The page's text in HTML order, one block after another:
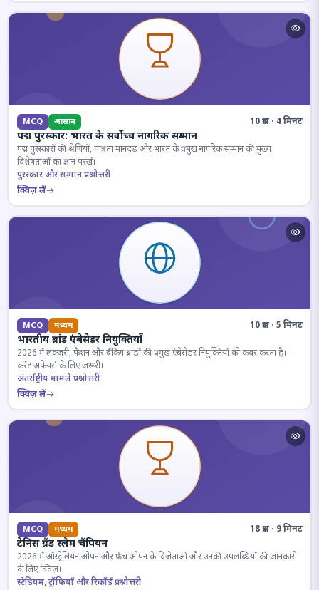
MCQ आसान 10 प्रश्न · 4 मिनट
पद्म पुरस्कार: भारत के सर्वोच्च नागरिक सम्मान
पद्म पुरस्कारों की श्रेणियों, पात्रता मानदंड और भारत के प्रमुख नागरिक सम्मान की मुख्य
विशेषताओं का ज्ञान परखें।
पुरस्कार और सम्मान प्रश्नोत्तरी
क्विज़ लें
MCQ मध्यम 10 प्रश्न · 5 मिनट
भारतीय ब्रांड एंबेसेडर नियुक्तियाँ
2026 में लक्जरी, फैशन और बैंकिंग ब्रांडों की प्रमुख एंबेसेडर नियुक्तियों को कवर करता है।
करेंट अफेयर्स के लिए जरूरी।
अंतर्राष्ट्रीय मामले प्रश्नोत्तरी
क्विज़ लें
MCQ मध्यम 18 प्रश्न · 9 मिनट
टेनिस ग्रैंड स्लैम चैंपियन
2026 में ऑस्ट्रेलियन ओपन और फ्रेंच ओपन के विजेताओं और उनकी उपलब्धियों की जानकारी
के लिए क्विज़।
स्टेडियम, ट्रॉफियाँ और रिकॉर्ड प्रश्नोत्तरी